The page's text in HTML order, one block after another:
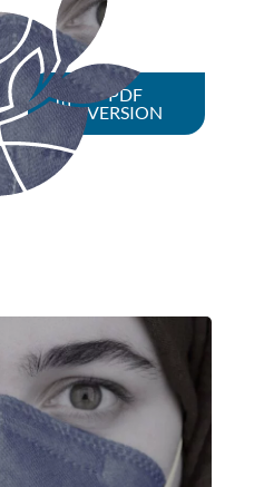
PDF
VERSION